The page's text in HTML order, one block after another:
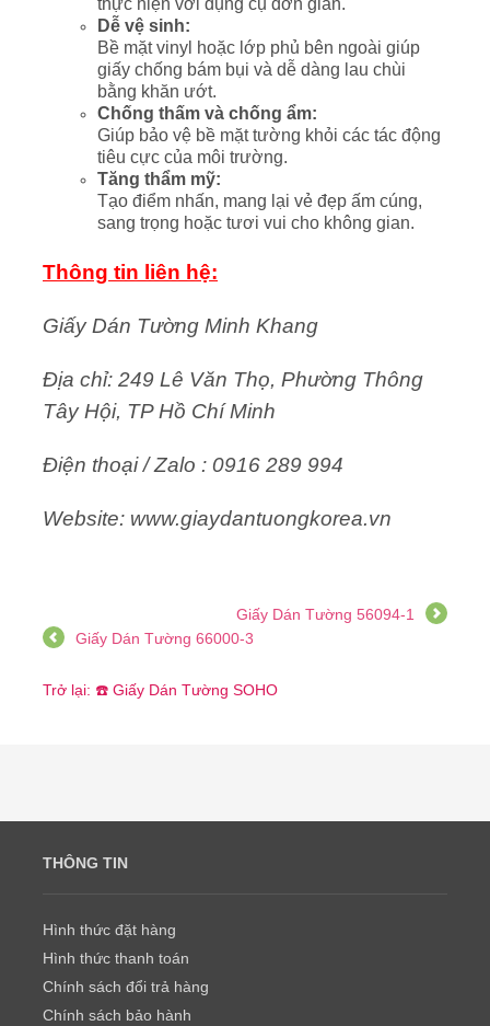
thực hiện với dụng cụ đơn giản.
Dễ vệ sinh:
Bề mặt vinyl hoặc lớp phủ bên ngoài giúp
giấy chống bám bụi và dễ dàng lau chùi
bằng khăn ướt.
Chống thấm và chống ẩm:
Giúp bảo vệ bề mặt tường khỏi các tác động
tiêu cực của môi trường.
Tăng thẩm mỹ:
Tạo điểm nhấn, mang lại vẻ đẹp ấm cúng,
sang trọng hoặc tươi vui cho không gian.
Thông tin liên hệ:
Giấy Dán Tường Minh Khang
Địa chỉ: 249 Lê Văn Thọ, Phường Thông
Tây Hội, TP Hồ Chí Minh
Điện thoại / Zalo : 0916 289 994
Website: www.giaydantuongkorea.vn
Giấy Dán Tường 56094-1
Giấy Dán Tường 66000-3
Trở lại: ☎️ Giấy Dán Tường SOHO
THÔNG TIN
Hình thức đặt hàng
Hình thức thanh toán
Chính sách đổi trả hàng
Chính sách bảo hành